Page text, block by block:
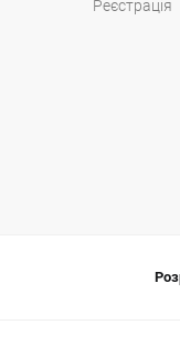
Реєстрація